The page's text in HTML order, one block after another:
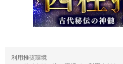
利用推奨環境